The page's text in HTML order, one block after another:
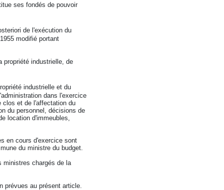
ses fondés de pouvoir
de l'exécution du
modifié portant
propriété industrielle, de
industrielle et du
dans l'exercice
clos et de l'affectation du
du personnel, décisions de
location d'immeubles,
en cours d'exercice sont
du ministre du budget.
ministres chargés de la
prévues au présent article.